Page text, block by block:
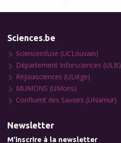
Sciences.be
Scienceinfuse (UCLouvain)
Département Inforsciences (ULB)
Réjouisciences (ULiège)
MUMONS (UMons)
Confluent des Savoirs (UNamur)
Newsletter
M'inscrire à la newsletter